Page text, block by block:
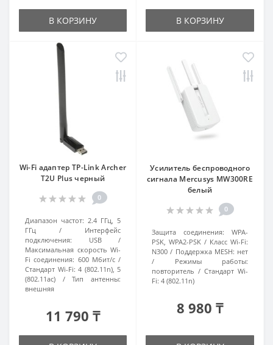
В КОРЗИНУ В КОРЗИНУ
Wi-Fi адаптер TP-Link Archer
T2U Plus черный
0
Диапазон частот: 2.4 ГГц, 5
ГГц
Интерфейс
подключения:
USB
Максимальная скорость Wi-
Fi соединения: 600 Мбит/с
Стандарт Wi-Fi: 4 (802.11n), 5
(802.11ac)
Тип антенны:
внешняя
11 790 ₸
Усилитель беспроводного
сигнала Mercusys MW300RE
белый
0
Защита соединения:
WPA-
PSK, WPA2-PSK
Класс Wi-Fi:
N300
Поддержка MESH: нет
Режимы работы:
повторитель
Стандарт Wi-
Fi: 4 (802.11n)
8 980 ₸